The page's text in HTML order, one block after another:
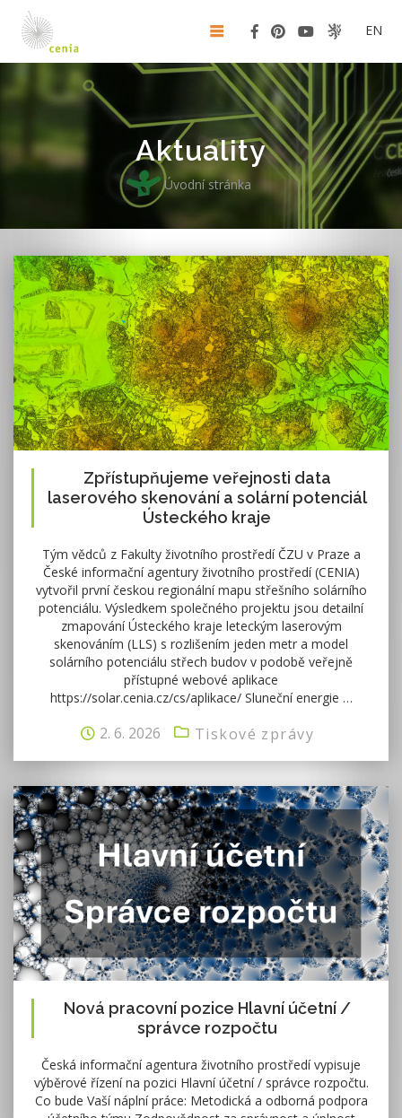
EN
Aktuality
Úvodní stránka
Zpřístupňujeme veřejnosti data
laserového skenování a solární potenciál
Ústeckého kraje
Tým vědců z Fakulty životního prostředí ČZU v Praze a
České informační agentury životního prostředí (CENIA)
vytvořil první českou regionální mapu střešního solárního
potenciálu. Výsledkem společného projektu jsou detailní
zmapování Ústeckého kraje leteckým laserovým
skenováním (LLS) s rozlišením jeden metr a model
solárního potenciálu střech budov v podobě veřejně
přístupné webové aplikace
https://solar.cenia.cz/cs/aplikace/ Sluneční energie …
2. 6. 2026 Tiskové zprávy
Nová pracovní pozice Hlavní účetní /
správce rozpočtu
Česká informační agentura životního prostředí vypisuje
výběrové řízení na pozici Hlavní účetní / správce rozpočtu.
Co bude Vaší náplní práce: Metodická a odborná podpora